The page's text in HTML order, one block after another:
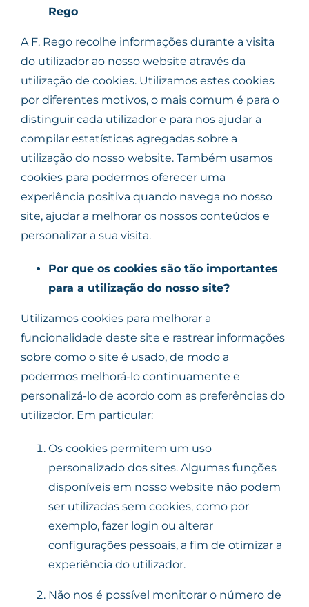
Rego
A F. Rego recolhe informações durante a visita
do utilizador ao nosso website através da
utilização de cookies. Utilizamos estes cookies
por diferentes motivos, o mais comum é para o
distinguir cada utilizador e para nos ajudar a
compilar estatísticas agregadas sobre a
utilização do nosso website. Também usamos
cookies para podermos oferecer uma
experiência positiva quando navega no nosso
site, ajudar a melhorar os nossos conteúdos e
personalizar a sua visita.
Por que os cookies são tão importantes
para a utilização do nosso site?
Utilizamos cookies para melhorar a
funcionalidade deste site e rastrear informações
sobre como o site é usado, de modo a
podermos melhorá-lo continuamente e
personalizá-lo de acordo com as preferências do
utilizador. Em particular:
Os cookies permitem um uso
personalizado dos sites. Algumas funções
disponíveis em nosso website não podem
ser utilizadas sem cookies, como por
exemplo, fazer login ou alterar
configurações pessoais, a fim de otimizar a
experiência do utilizador.
Não nos é possível monitorar o número de